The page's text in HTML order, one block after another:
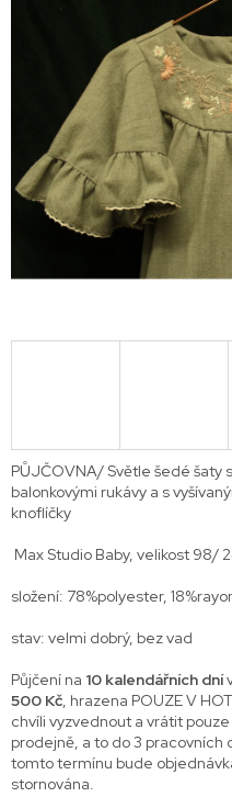
PŮJČOVNA/ Světle šedé šaty
balonkovými rukávy a s
knoflíčky
Max Studio Baby, velikost 98/
složení: 78%polyester,
stav: velmi dobrý, bez vad
Půjčení na 10 kalendářních dní
500 Kč, hrazena POUZE V
chvíli vyzvednout a vrátit
prodejně, a to do 3 pracovních
tomto termínu bude
stornována.